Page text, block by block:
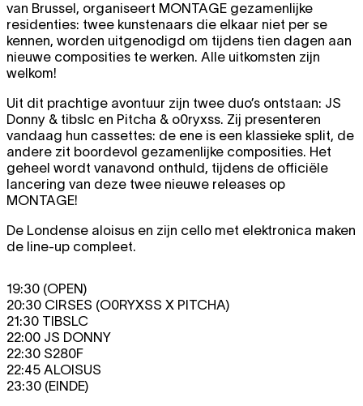
van Brussel, organiseert MONTAGE gezamenlijke
residenties: twee kunstenaars die elkaar niet per se
kennen, worden uitgenodigd om tijdens tien dagen aan
nieuwe composities te werken. Alle uitkomsten zijn
welkom!
Uit dit prachtige avontuur zijn twee duo’s ontstaan: JS
Donny & tibslc en Pitcha & o0ryxss. Zij presenteren
vandaag hun cassettes: de ene is een klassieke split, de
andere zit boordevol gezamenlijke composities. Het
geheel wordt vanavond onthuld, tijdens de officiële
lancering van deze twee nieuwe releases op
MONTAGE!
De Londense aloisus en zijn cello met elektronica maken
de line-up compleet.
19:30 (OPEN)
20:30 CIRSES (O0RYXSS X PITCHA)
21:30 TIBSLC
22:00 JS DONNY
22:30 S280F
22:45 ALOISUS
23:30 (EINDE)